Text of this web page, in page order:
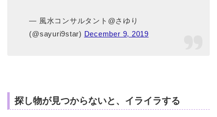
— 風水コンサルタント@さゆり
(@sayuri9star) December 9, 2019
探し物が見つからないと、イライラする